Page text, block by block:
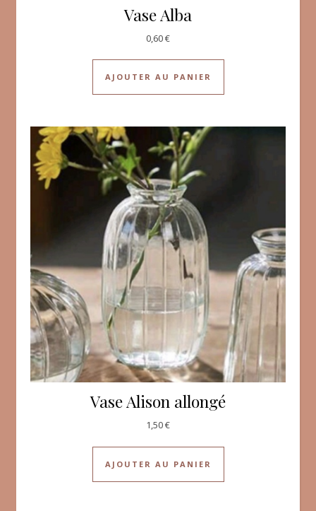
Vase Alba
0,60€
AJOUTER AU PANIER
Vase Alison allongé
1,50€
AJOUTER AU PANIER